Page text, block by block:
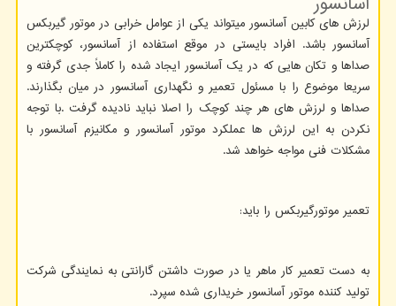
لرزش های کابین آسانسور میتواند یکی از عوامل خرابی در موتور گیربکس
آسانسور باشد. افراد بایستی در موقع استفاده از آسانسور، کوچکترین
صداها و تکان هایی که در یک آسانسور ایجاد شده را کاملاً جدی گرفته و
سریعا موضوع را با مسئول تعمیر و نگهداری آسانسور در میان بگذارند.
صداها و لرزش های هر چند کوچک را اصلا نباید نادیده گرفت .با توجه
نکردن به این لرزش ها عملکرد موتور آسانسور و مکانیزم آسانسور با
مشکلات فنی مواجه خواهد شد.
تعمیر موتورگیربکس را باید:
به دست تعمیر کار ماهر یا در صورت داشتن گارانتی به نمایندگی شرکت
تولید کننده موتور آسانسور خریداری شده سپرد.